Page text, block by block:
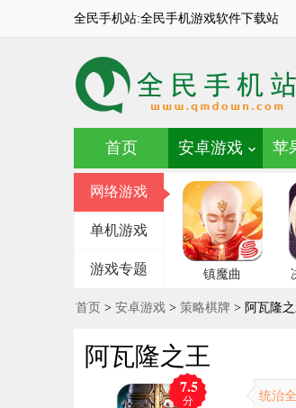
全民手机站:全民手机游戏软件下载站
首页 安卓游戏 苹
网络游戏
单机游戏
游戏专题 镇魔曲
首页 > 安卓游戏 > 策略棋牌 > 阿瓦隆
阿瓦隆之王
7.5
分 统治